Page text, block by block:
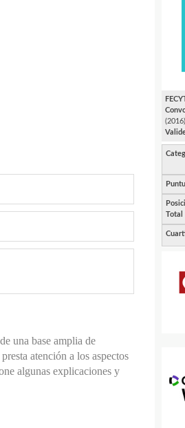
una base amplia de
atención a los aspectos
algunas explicaciones y